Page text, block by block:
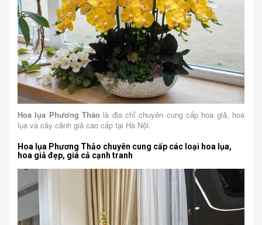
Hoa lụa Phương Thảo là địa chỉ chuyên cung cấp hoa giả, hoa
lụa và cây cảnh giả cao cấp tại Hà Nội.
Hoa lụa Phương Thảo chuyên cung cấp các loại hoa lụa,
hoa giả đẹp, giá cả cạnh tranh